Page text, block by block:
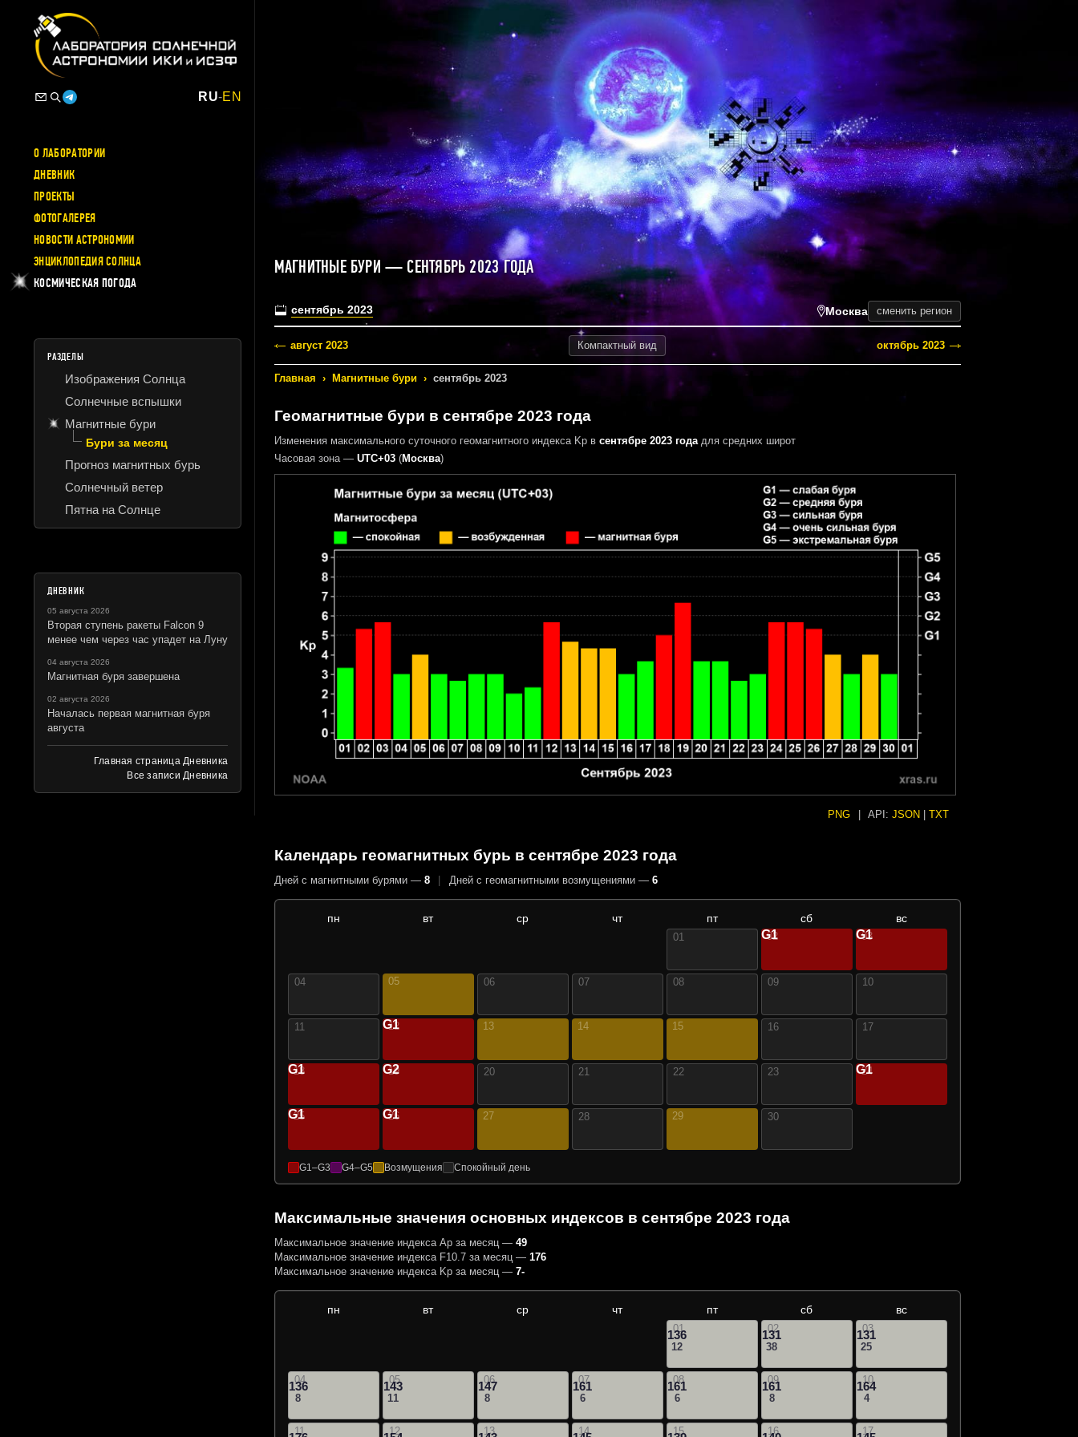
RU-EN
О ЛАБОРАТОРИИ
ДНЕВНИК
ПРОЕКТЫ
ФОТОГАЛЕРЕЯ
НОВОСТИ АСТРОНОМИИ
ЭНЦИКЛОПЕДИЯ СОЛНЦА
КОСМИЧЕСКАЯ ПОГОДА
РАЗДЕЛЫ
Изображения Солнца
Солнечные вспышки
Магнитные бури
Бури за месяц
Прогноз магнитных бурь
Солнечный ветер
Пятна на Солнце
ДНЕВНИК
05 августа 2026
Вторая ступень ракеты Falcon 9
менее чем через час упадет на Луну
04 августа 2026
Магнитная буря завершена
02 августа 2026
Началась первая магнитная буря
августа
Главная страница Дневника
Все записи Дневника
МАГНИТНЫЕ БУРИ — СЕНТЯБРЬ 2023 ГОДА
сентябрь 2023 Москва сменить регион
август 2023 Компактный вид октябрь 2023
Главная › Магнитные бури › сентябрь 2023
Геомагнитные бури в сентябре 2023 года
Изменения максимального суточного геомагнитного индекса Kp в сентябре 2023 годадля средних широт
Часовая зона — UTC+03(Москва)
PNG API: JSON TXT
Календарь геомагнитных бурь в сентябре 2023 года
Дней с магнитными бурями — 8 Дней с геомагнитными возмущениями — 6
пн вт ср чт пт сб вс
01 02
G1 03
G1
04 05 06 07 08 09 10
11 12
G1 13 14 15 16 17
18
G1 19
G2 20 21 22 23 24
G1
25
G1 26
G1 27 28 29 30
G1–G3 G4–G5 Возмущения Спокойный день
Максимальные значения основных индексов в сентябре 2023 года
Максимальное значение индекса Ap за месяц — 49
Максимальное значение индекса F10.7 за месяц — 176
Максимальное значение индекса Kp за месяц — 7-
пн вт ср чт пт сб вс
01
136
12
02
131
38
03
131
25
04
136
8
05
143
11
06
147
8
07
161
6
08
161
6
09
161
8
10
164
4
11 12 13 14 15 16 17